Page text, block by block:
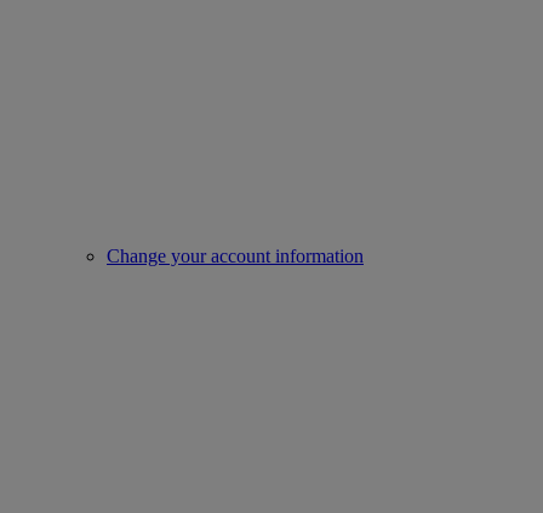
Change your account information